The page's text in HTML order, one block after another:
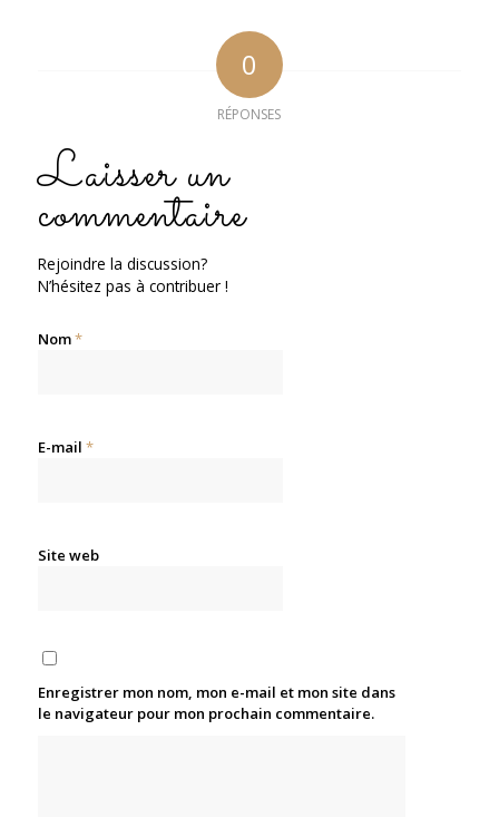
0
RÉPONSES
Laisser un
commentaire
Rejoindre la discussion?
N’hésitez pas à contribuer !
Nom*
E-mail *
Site web
Enregistrer mon nom, mon e-mail et mon site dans
le navigateur pour mon prochain commentaire.